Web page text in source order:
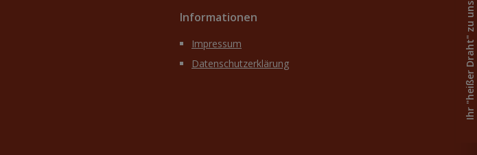
Informationen
Impressum
Datenschutzerklärung
Ihr "heißer Draht" zu uns